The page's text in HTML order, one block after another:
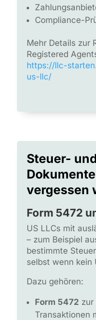
Compliance-
Mehr Details zur
Registered
https://llc-
us-llc/
Steuer-
vergessen
Form 5472
US LLCs mit
– zum Beispiel
bestimmte
selbst wenn kein
Dazu gehören:
Form 5472 zur
Transaktionen